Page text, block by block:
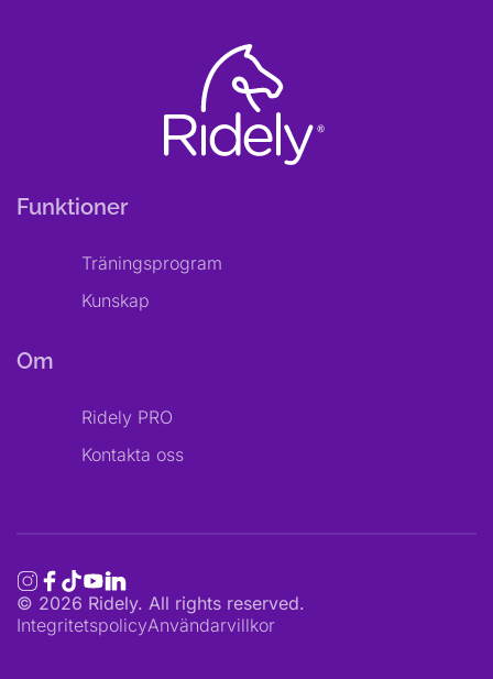
Funktioner
Träningsprogram
Kunskap
Om
Ridely PRO
Kontakta oss
© 2026 Ridely. All rights reserved.
IntegritetspolicyAnvändarvillkor